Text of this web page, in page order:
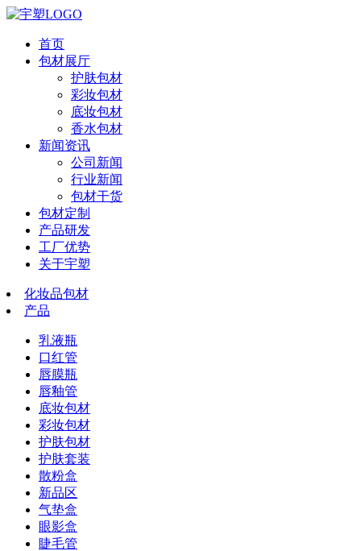
首页
包材展厅
护肤包材
彩妆包材
底妆包材
香水包材
新闻资讯
公司新闻
行业新闻
包材干货
包材定制
产品研发
工厂优势
关于宇塑
化妆品包材
产品
乳液瓶
口红管
唇膜瓶
唇釉管
底妆包材
彩妆包材
护肤包材
护肤套装
散粉盒
新品区
气垫盒
眼影盒
睫毛管